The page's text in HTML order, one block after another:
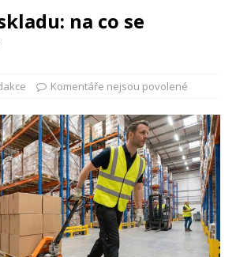
na co se
Komentáře nejsou povolené